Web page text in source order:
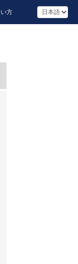
方